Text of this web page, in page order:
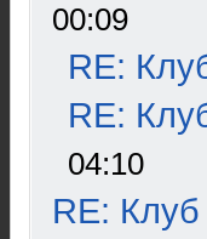
00:09
RE:
RE:
04:10
RE: